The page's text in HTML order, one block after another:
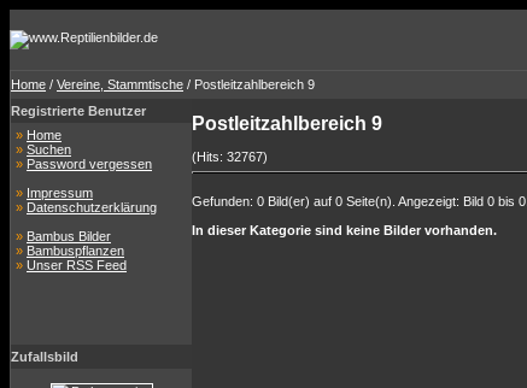
Home / Vereine, Stammtische / Postleitzahlbereich 9
Registrierte Benutzer
» Home
» Suchen
» Password vergessen
» Impressum
» Datenschutzerklärung
» Bambus Bilder
» Bambuspflanzen
» Unser RSS Feed
Zufallsbild
Postleitzahlbereich 9
(Hits: 32767)
Gefunden: 0 Bild(er) auf 0 Seite(n). Angezeigt: Bild 0 bis 0.
In dieser Kategorie sind keine Bilder vorhanden.